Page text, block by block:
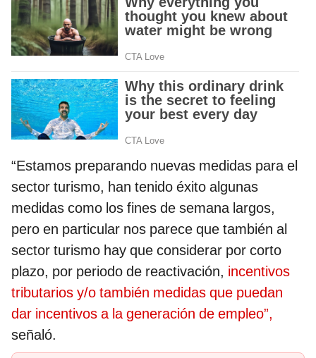
“Estamos preparando nuevas medidas para el
sector turismo, han tenido éxito algunas
medidas como los fines de semana largos,
pero en particular nos parece que también al
sector turismo hay que considerar por corto
plazo, por periodo de reactivación, incentivos
tributarios y/o también medidas que puedan
dar incentivos a la generación de empleo”,
señaló.